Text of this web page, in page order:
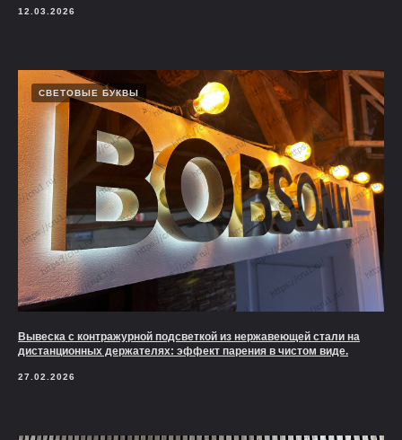
12.03.2026
СВЕТОВЫЕ БУКВЫ
Вывеска с контражурной подсветкой из нержавеющей стали на
дистанционных держателях: эффект парения в чистом виде.
27.02.2026